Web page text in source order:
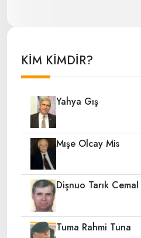
KİM KİMDİR?
Yahya Gış
Mışe Olcay Mis
Dişnuo Tarık
Tuma Rahmi Tuna